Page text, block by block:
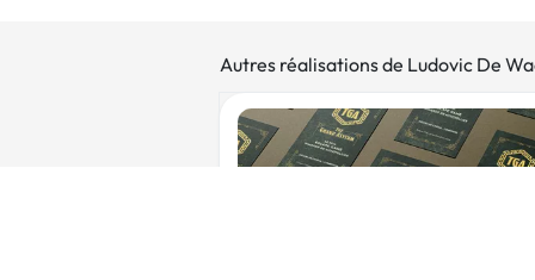
Autres réalisations de Ludovic De